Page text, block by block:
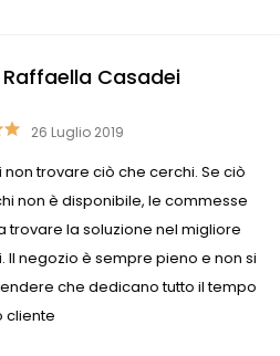
ciò
si
Liviana
Competenza e
questo negozio